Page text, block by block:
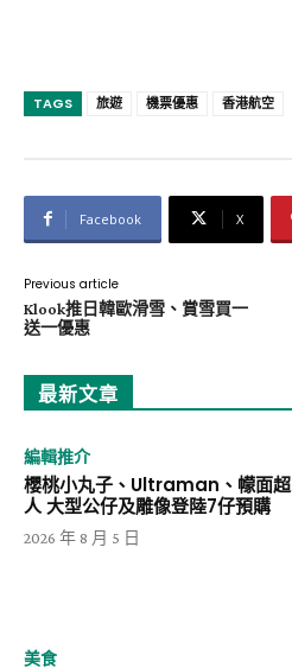
TAGS 旅遊 機票優惠 香港航空
Facebook X
Previous article
Klook推日韓歐滑雪、賞雪買一
送一優惠
最新文章
編輯推介
櫻桃小丸子、Ultraman、幪面超
人 大型公仔及雕像登陸7仔預購
2026 年 8 月 5 日
美食